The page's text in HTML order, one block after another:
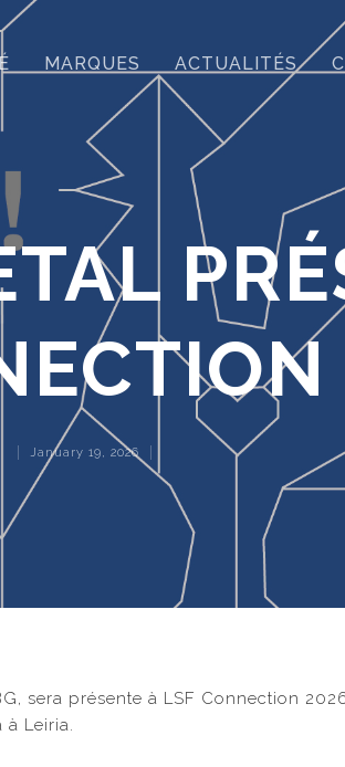
MARQUES ACTUALITÉS
January 19, 2026
sera présente à LSF Connection
à Leiria.